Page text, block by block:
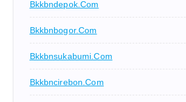
Bkkbndepok.com
Bkkbnbogor.com
Bkkbnsukabumi.com
Bkkbncirebon.com